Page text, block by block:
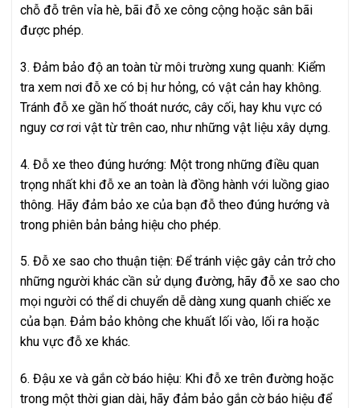
chỗ đỗ trên vỉa hè, bãi đỗ xe công cộng hoặc sân bãi
được phép.
3. Đảm bảo độ an toàn từ môi trường xung quanh: Kiểm
tra xem nơi đỗ xe có bị hư hỏng, có vật cản hay không.
Tránh đỗ xe gần hố thoát nước, cây cối, hay khu vực có
nguy cơ rơi vật từ trên cao, như những vật liệu xây dựng.
4. Đỗ xe theo đúng hướng: Một trong những điều quan
trọng nhất khi đỗ xe an toàn là đồng hành với luồng giao
thông. Hãy đảm bảo xe của bạn đỗ theo đúng hướng và
trong phiên bản bảng hiệu cho phép.
5. Đỗ xe sao cho thuận tiện: Để tránh việc gây cản trở cho
những người khác cần sử dụng đường, hãy đỗ xe sao cho
mọi người có thể di chuyển dễ dàng xung quanh chiếc xe
của bạn. Đảm bảo không che khuất lối vào, lối ra hoặc
khu vực đỗ xe khác.
6. Đậu xe và gắn cờ báo hiệu: Khi đỗ xe trên đường hoặc
trong một thời gian dài, hãy đảm bảo gắn cờ báo hiệu để